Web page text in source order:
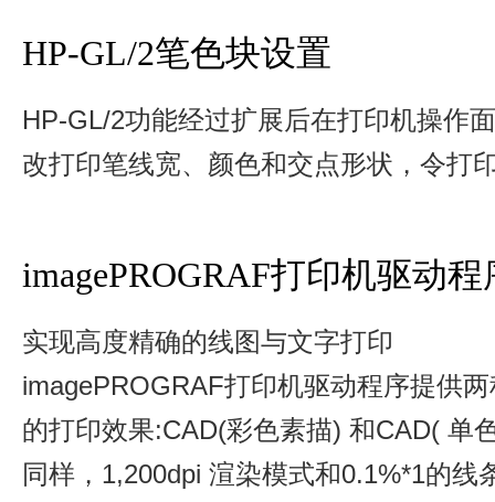
HP-GL/2笔色块设置
HP-GL/2功能经过扩展后在打印机操作
改打印笔线宽、颜色和交点形状，令打
imagePROGRAF打印机驱动程
实现高度精确的线图与文字打印
imagePROGRAF打印机驱动程序提供
的打印效果:CAD(彩色素描) 和CAD( 单
同样，1,200dpi 渲染模式和0.1%*1的